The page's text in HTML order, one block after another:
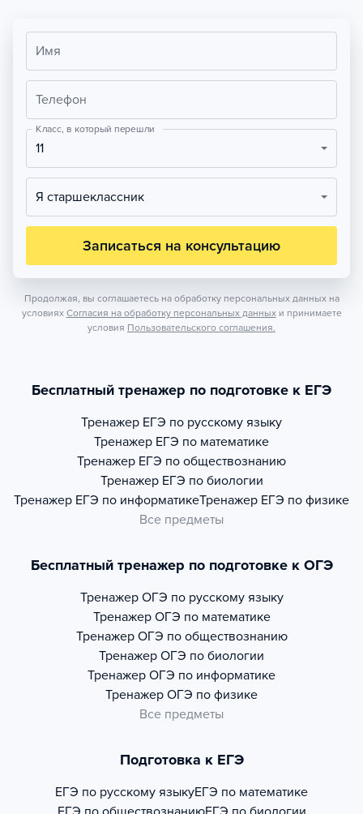
Имя
Телефон
Класс, в который перешли
11
Я старшеклассник
Записаться на консультацию
Продолжая, вы соглашаетесь на обработку персональных данных на
условиях Согласия на обработку персональных данных и принимаете
условия Пользовательского соглашения.
Бесплатный тренажер по подготовке к ЕГЭ
Тренажер ЕГЭ по русскому языку
Тренажер ЕГЭ по математике
Тренажер ЕГЭ по обществознанию
Тренажер ЕГЭ по биологии
Тренажер ЕГЭ по информатикеТренажер ЕГЭ по физике
Все предметы
Бесплатный тренажер по подготовке к ОГЭ
Тренажер ОГЭ по русскому языку
Тренажер ОГЭ по математике
Тренажер ОГЭ по обществознанию
Тренажер ОГЭ по биологии
Тренажер ОГЭ по информатике
Тренажер ОГЭ по физике
Все предметы
Подготовка к ЕГЭ
ЕГЭ по русскому языкуЕГЭ по математике